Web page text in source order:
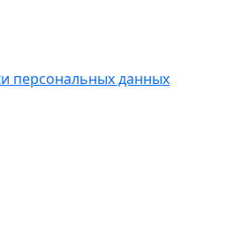
персональных данных